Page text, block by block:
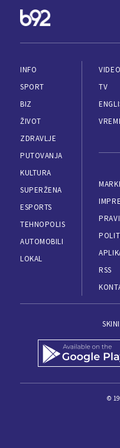
INFO
SPORT
BIZ
ŽIVOT
ZDRAVLJE
PUTOVANJA
KULTURA
SUPERŽENA
ESPORTS
TEHNOPOLIS
AUTOMOBILI
LOKAL
VIDEO
TV
RSS
©